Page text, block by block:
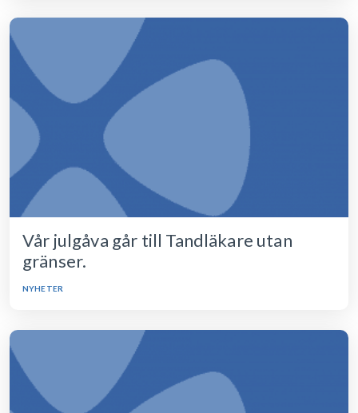
Vår julgåva går till Tandläkare utan
gränser.
NYHETER